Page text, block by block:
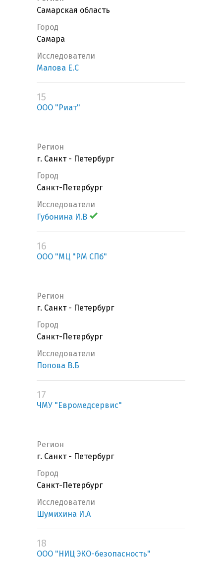
Самарская область
Город
Самара
Исследователи
Малова Е.С
15
ООО "Риат"
Регион
г. Санкт - Петербург
Город
Санкт-Петербург
Исследователи
Губонина И.В
16
ООО "МЦ "РМ СПб"
Регион
г. Санкт - Петербург
Город
Санкт-Петербург
Исследователи
Попова В.Б
17
ЧМУ "Евромедсервис"
Регион
г. Санкт - Петербург
Город
Санкт-Петербург
Исследователи
Шумихина И.А
18
ООО "НИЦ ЭКО-безопасность"